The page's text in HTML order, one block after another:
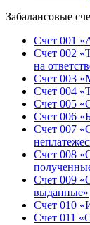
Забалансовые
Счет 001
Счет 002
на
Счет 003
Счет 004
Счет 005
Счет 006
Счет 007
Счет 008
Счет 009
выданные»
Счет 010
Счет 011